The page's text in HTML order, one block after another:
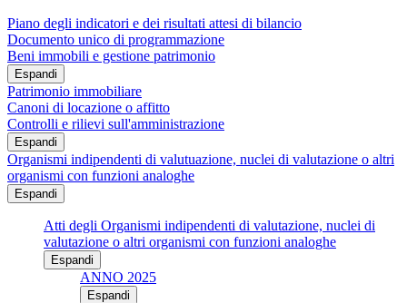
Piano degli indicatori e dei risultati attesi di bilancio
Documento unico di programmazione
Beni immobili e gestione patrimonio
Espandi
Patrimonio immobiliare
Canoni di locazione o affitto
Controlli e rilievi sull'amministrazione
Espandi
Organismi indipendenti di valutuazione, nuclei di valutazione o altri
organismi con funzioni analoghe
Espandi
Atti degli Organismi indipendenti di valutazione, nuclei di
valutazione o altri organismi con funzioni analoghe
Espandi
ANNO 2025
Espandi